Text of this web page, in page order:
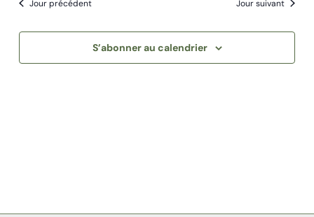
de
Évènements
date.
Jour précédent Jour suivant
S’abonner au calendrier